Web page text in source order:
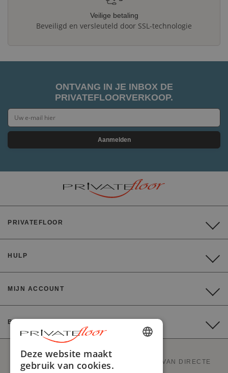
Veilige betaling
Beveiligd en versleuteld door SSL-technologie
ONTVANG IN JE INBOX DE
PRIVATEFLOORVERKOOP.
Aanmelden
PRIVATEFLOOR
HULP
MIJN ACCOUNT
BETALING
PRIVATEFLOOR IS DE EERSTE WEBSITE VAN DIRECTE
Deze website maakt
gebruik van cookies.